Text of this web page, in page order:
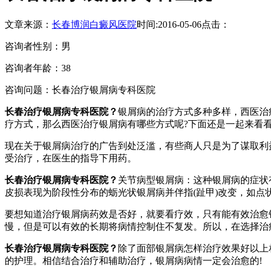
文章来源： 长春博润白癜风医院时间:2016-05-06点击：
咨询者性别：男
咨询者年龄：38
咨询问题：长春治疗银屑病专科医院
长春治疗银屑病专科医院？银屑病的治疗方式多种多样，西医
疗方式，那么西医治疗银屑病有哪些方式呢?下面还是一起来看
现在关于银屑病治疗的广告到处泛滥，有些商人只是为了谋取
受治疗，在医生的指导下用药。
长春治疗银屑病专科医院？ 关节病型银屑病：这种银屑病的症
皮损表现为阶段性分布的蛎光状银屑病并伴指(趾甲)改变，如点
要想知道治疗银屑病药效是否好，就要看疗效，只有能有效治
慢，但是可以有效的长期将病情控制住不复发。所以，在选择
长春治疗银屑病专科医院？ 除了面部银屑病怎样治疗效果好以
的护理。相信结合治疗和辅助治疗，银屑病病情一定会治愈的!